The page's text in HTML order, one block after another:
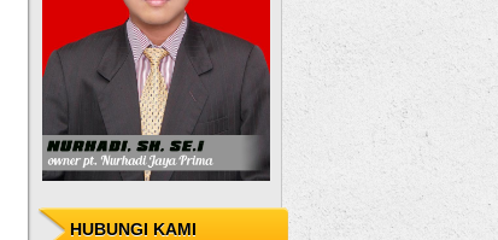
HUBUNGI KAMI